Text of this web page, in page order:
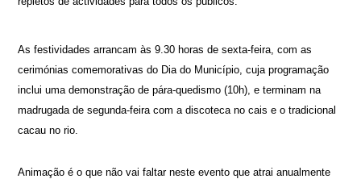
As festividades arrancam às 9.30 horas de sexta-feira, com as
cerimónias comemorativas do Dia do Município, cuja programação
inclui uma demonstração de pára-quedismo (10h), e terminam na
madrugada de segunda-feira com a discoteca no cais e o tradicional
cacau no rio.
Animação é o que não vai faltar neste evento que atrai anualmente